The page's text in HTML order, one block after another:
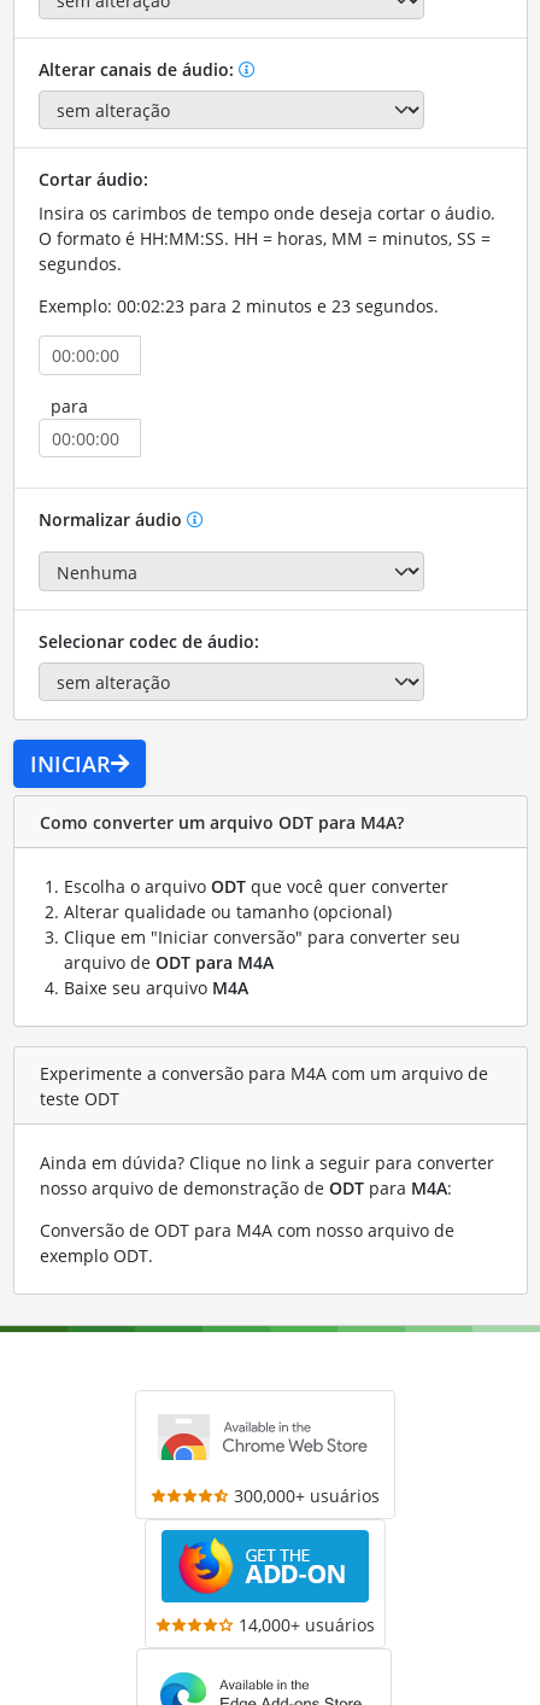
Alterar canais de áudio:
Cortar áudio:
Insira os carimbos de tempo onde deseja cortar o áudio.
O formato é HH:MM:SS. HH = horas, MM = minutos, SS =
segundos.
Exemplo: 00:02:23 para 2 minutos e 23 segundos.
para
Normalizar áudio
Selecionar codec de áudio:
INICIAR
Como converter um arquivo ODT para M4A?
Escolha o arquivo ODTque você quer converter
Alterar qualidade ou tamanho (opcional)
Clique em "Iniciar conversão" para converter seu
arquivo de ODT para M4A
Baixe seu arquivo M4A
Experimente a conversão para M4A com um arquivo de
teste ODT
Ainda em dúvida? Clique no link a seguir para converter
nosso arquivo de demonstração de ODTpara M4A:
Conversão de ODT para M4A com nosso arquivo de
exemplo ODT.
300,000+ usuários
14,000+ usuários